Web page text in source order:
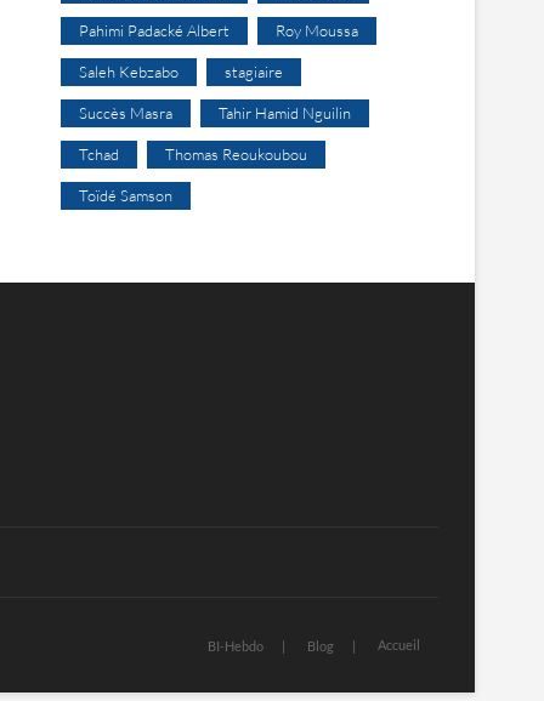
Pahimi Padacké Albert Roy Moussa
Saleh Kebzabo stagiaire
Succès Masra Tahir Hamid Nguilin
Tchad Thomas Reoukoubou
Toïdé Samson
BI-Hebdo Blog Accueil